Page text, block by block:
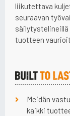
liikutettava
seuraavan
säilytystelineillä
tuotteen
Meidän
kaikki